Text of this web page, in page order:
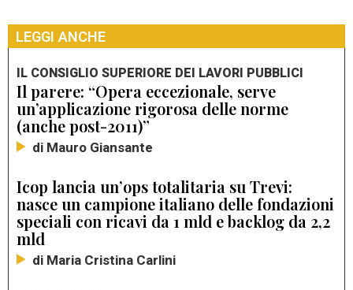
LEGGI ANCHE
IL CONSIGLIO SUPERIORE DEI LAVORI PUBBLICI
Il parere: “Opera eccezionale, serve
un’applicazione rigorosa delle norme
(anche post-2011)”
di Mauro Giansante
Icop lancia un’ops totalitaria su Trevi:
nasce un campione italiano delle fondazioni
speciali con ricavi da 1 mld e backlog da 2,2
mld
di Maria Cristina Carlini